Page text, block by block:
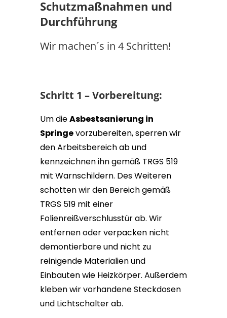
Schutzmaßnahmen und
Durchführung
Wir machen´s in 4 Schritten!
Schritt 1 – Vorbereitung:
Um dieAsbestsanierung in
Springevorzubereiten, sperren wir
den Arbeitsbereich ab und
kennzeichnen ihn gemäß TRGS 519
mit Warnschildern. Des Weiteren
schotten wir den Bereich gemäß
TRGS 519 mit einer
Folienreißverschlusstür ab. Wir
entfernen oder verpacken nicht
demontierbare und nicht zu
reinigende Materialien und
Einbauten wie Heizkörper. Außerdem
kleben wir vorhandene Steckdosen
und Lichtschalter ab.